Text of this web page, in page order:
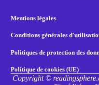
Mentions légales
Conditions générales
Politiques de protection des
Politique de cookies (UE)
Copyright ©